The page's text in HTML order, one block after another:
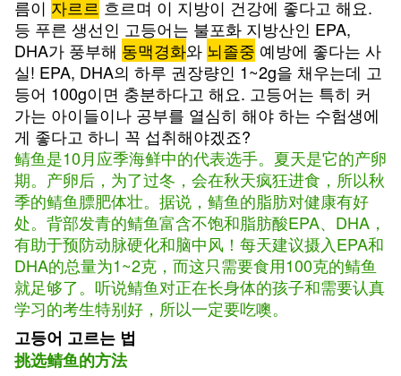
름이 자르르 흐르며 이 지방이 건강에 좋다고 해요.
등 푸른 생선인 고등어는 불포화 지방산인 EPA,
DHA가 풍부해 동맥경화와 뇌졸중 예방에 좋다는 사
실! EPA, DHA의 하루 권장량인 1~2g을 채우는데 고
등어 100g이면 충분하다고 해요. 고등어는 특히 커
가는 아이들이나 공부를 열심히 해야 하는 수험생에
게 좋다고 하니 꼭 섭취해야겠죠?
鲭鱼是10月应季海鲜中的代表选手。夏天是它的产卵
期。产卵后，为了过冬，会在秋天疯狂进食，所以秋
季的鲭鱼膘肥体壮。据说，鲭鱼的脂肪对健康有好
处。背部发青的鲭鱼富含不饱和脂肪酸EPA、DHA，
有助于预防动脉硬化和脑中风！每天建议摄入EPA和
DHA的总量为1~2克，而这只需要食用100克的鲭鱼
就足够了。听说鲭鱼对正在长身体的孩子和需要认真
学习的考生特别好，所以一定要吃噢。
고등어 고르는 법
挑选鲭鱼的方法